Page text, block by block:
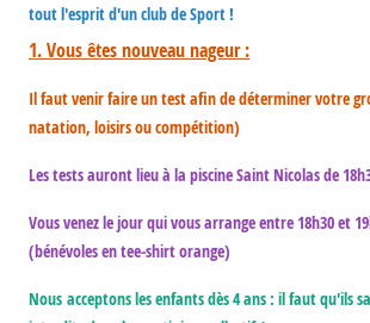
tout l'esprit d'un club de Sport !
1. Vous êtes nouveau nageur :
Il faut venir faire un test afin de déterminer votre
natation, loisirs ou compétition)
Les tests auront lieu à la piscine Saint Nicolas de
Vous venez le jour qui vous arrange entre 18h30 et
(bénévoles en tee-shirt orange)
Nous acceptons les enfants dès 4 ans : il faut